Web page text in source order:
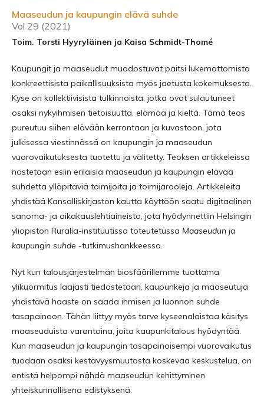
Maaseudun ja kaupungin elävä suhde
Vol 29 (2021)
Toim. Torsti Hyyryläinen ja Kaisa Schmidt-Thomé
Kaupungit ja maaseudut muodostuvat paitsi lukemattomista
konkreettisista paikallisuuksista myös jaetusta kokemuksesta.
Kyse on kollektiivisista tulkinnoista, jotka ovat sulautuneet
osaksi nykyihmisen tietoisuutta, elämää ja kieltä. Tämä teos
pureutuu siihen elävään kerrontaan ja kuvastoon, jota
julkisessa viestinnässä on kaupungin ja maaseudun
vuorovaikutuksesta tuotettu ja välitetty. Teoksen artikkeleissa
nostetaan esiin erilaisia maaseudun ja kaupungin elävää
suhdetta ylläpitäviä toimijoita ja toimijarooleja. Artikkeleita
yhdistää Kansalliskirjaston kautta käyttöön saatu digitaalinen
sanoma- ja aikakauslehtiaineisto, jota hyödynnettiin Helsingin
yliopiston Ruralia-instituutissa toteutetussa Maaseudun ja
kaupungin suhde -tutkimushankkeessa.
Nyt kun talousjärjestelmän biosfäärillemme tuottama
ylikuormitus laajasti tiedostetaan, kaupunkeja ja maaseutuja
yhdistävä haaste on saada ihmisen ja luonnon suhde
tasapainoon. Tähän liittyy myös tarve kyseenalaistaa käsitys
maaseuduista varantoina, joita kaupunkitalous hyödyntää.
Kun maaseudun ja kaupungin tasapainoisempi vuorovaikutus
tuodaan osaksi kestävyysmuutosta koskevaa keskustelua, on
entistä helpompi nähdä maaseudun kehittyminen
yhteiskunnallisena edistyksenä.